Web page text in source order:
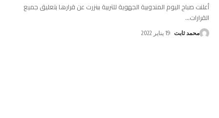
أعلنت صباح اليوم المندوبية الجهوية للتربية ببنزرت عن قرارها بتعليق جميع
القرارات…
محمد ثابت 19 يناير 2022